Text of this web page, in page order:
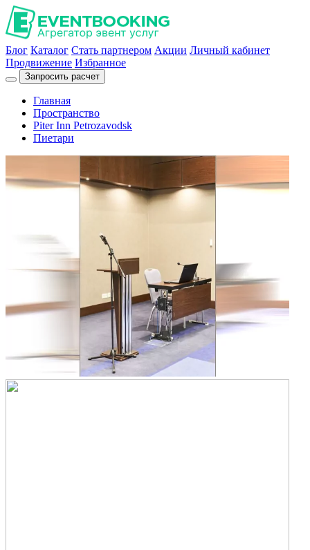
Блог Каталог Стать партнером Акции Личный кабинет
Продвижение Избранное
Запросить расчет
Главная
Пространство
Piter Inn Petrozavodsk
Пиетари